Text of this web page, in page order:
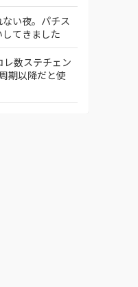
ない夜。パチス
てきました
レ数ステチェン
期以降だと使